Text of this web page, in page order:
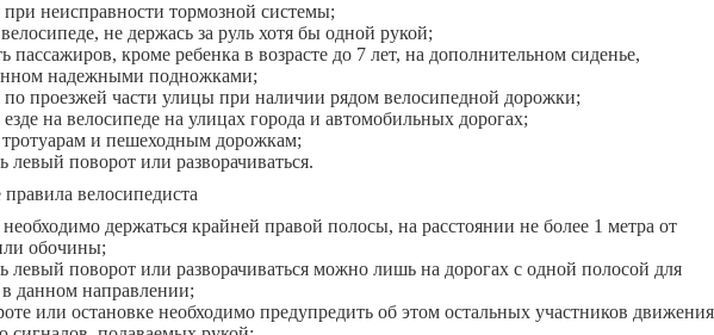
при неисправности тормозной системы;
не держась за руль хотя бы одной рукой;
пассажиров, кроме ребенка в возрасте до 7 лет, на дополнительном сиденье,
надежными подножками;
по проезжей части улицы при наличии рядом велосипедной дорожки;
езде на велосипеде на улицах города и автомобильных дорогах;
тротуарам и пешеходным дорожкам;
левый поворот или разворачиваться.
велосипедиста
держаться крайней правой полосы, на расстоянии не более 1 метра от
обочины;
левый поворот или разворачиваться можно лишь на дорогах с одной полосой для
данном направлении;
или остановке необходимо предупредить об этом остальных участников движения